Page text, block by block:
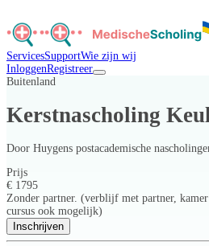
ServicesSupportWie zijn wij
InloggenRegistreer
Buitenland
Kerstnascholing
Door Huygens postacademische
Prijs
€ 1795
Zonder partner. (verblijf met partner,
cursus ook mogelijk)
Inschrijven